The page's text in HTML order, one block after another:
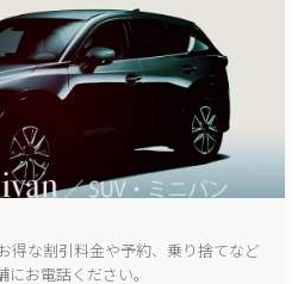
得な割引料金や予約、乗り捨てなど
お電話ください。